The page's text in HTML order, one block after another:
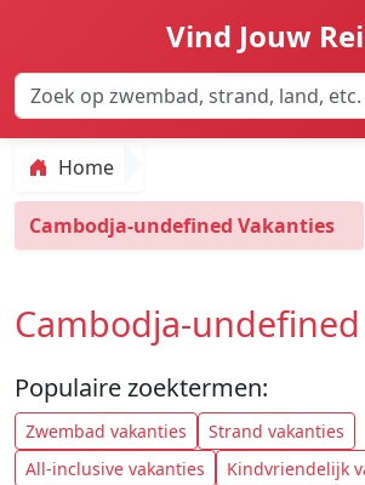
Vind Jouw
Home
Cambodja-undefined Vakanties
Cambodja-
Populaire zoektermen:
Zwembad vakanties
Strand vakanties
All-inclusive vakanties
Kindvriendelijk